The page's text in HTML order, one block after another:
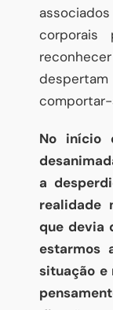
corporais
No início
a
realidade
que devia
estarmos
situação e